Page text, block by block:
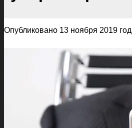
Опубликовано 13 ноября 2019